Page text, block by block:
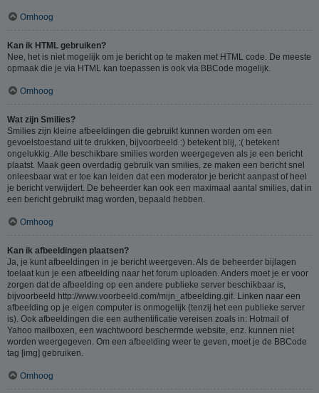
Omhoog
Kan ik HTML gebruiken?
Nee, het is niet mogelijk om je bericht op te maken met HTML code. De meeste
opmaak die je via HTML kan toepassen is ook via BBCode mogelijk.
Omhoog
Wat zijn Smilies?
Smilies zijn kleine afbeeldingen die gebruikt kunnen worden om een
gevoelstoestand uit te drukken, bijvoorbeeld :) betekent blij, :( betekent
ongelukkig. Alle beschikbare smilies worden weergegeven als je een bericht
plaatst. Maak geen overdadig gebruik van smilies, ze maken een bericht snel
onleesbaar wat er toe kan leiden dat een moderator je bericht aanpast of heel
je bericht verwijdert. De beheerder kan ook een maximaal aantal smilies, dat in
een bericht gebruikt mag worden, bepaald hebben.
Omhoog
Kan ik afbeeldingen plaatsen?
Ja, je kunt afbeeldingen in je bericht weergeven. Als de beheerder bijlagen
toelaat kun je een afbeelding naar het forum uploaden. Anders moet je er voor
zorgen dat de afbeelding op een andere publieke server beschikbaar is,
bijvoorbeeld http://www.voorbeeld.com/mijn_afbeelding.gif. Linken naar een
afbeelding op je eigen computer is onmogelijk (tenzij het een publieke server
is). Ook afbeeldingen die een authentificatie vereisen zoals in: Hotmail of
Yahoo mailboxen, een wachtwoord beschermde website, enz. kunnen niet
worden weergegeven. Om een afbeelding weer te geven, moet je de BBCode
tag [img] gebruiken.
Omhoog